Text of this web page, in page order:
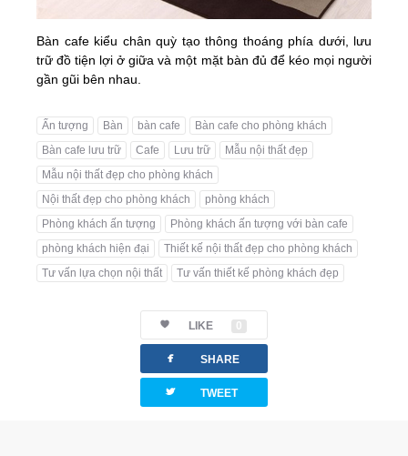
Bàn cafe kiểu chân quỳ tạo thông thoáng phía dưới, lưu
trữ đồ tiện lợi ở giữa và một mặt bàn đủ để kéo mọi người
gần gũi bên nhau.
Ấn tượng Bàn bàn cafe
Bàn cafe cho phòng khách
Bàn cafe lưu trữ
Cafe Lưu trữ
Mẫu nội thất đẹp
Mẫu nội thất đẹp cho phòng khách
Nội thất đẹp cho phòng khách
phòng khách
Phòng khách ấn tượng
Phòng khách ấn tượng với bàn cafe
phòng khách hiện đại
Thiết kế nội thất đẹp cho phòng khách
Tư vấn lựa chọn nội thất
Tư vấn thiết kế phòng khách đẹp
LIKE 0
facebook SHARE
twitterbird TWEET